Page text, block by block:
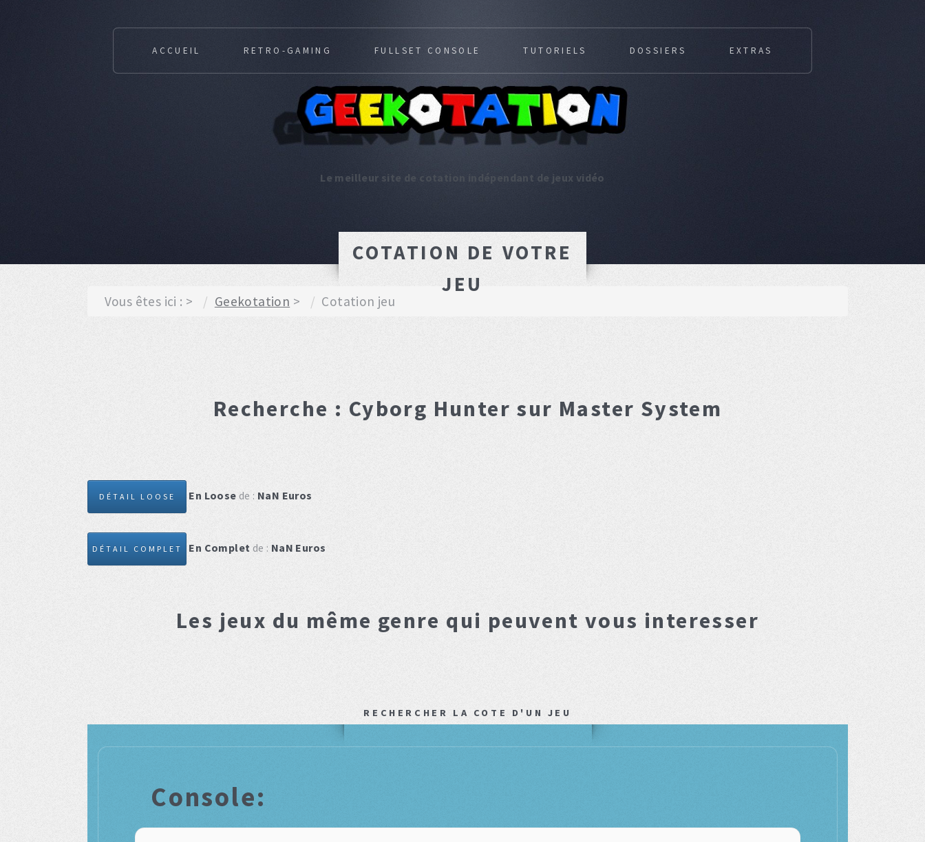
Le meilleur site de cotation indépendant de jeux vidéo
ACCUEIL RETRO-GAMING FULLSET CONSOLE TUTORIELS DOSSIERS EXTRAS
COTATION DE VOTRE
JEU
Vous êtes ici : Geekotation Cotation jeu
Recherche : Cyborg Hunter sur Master System
DÉTAIL LOOSE En Loose de : NaN Euros
DÉTAIL COMPLET En Complet de : NaN Euros
Les jeux du même genre qui peuvent vous interesser
RECHERCHER LA COTE D'UN JEU
Console: